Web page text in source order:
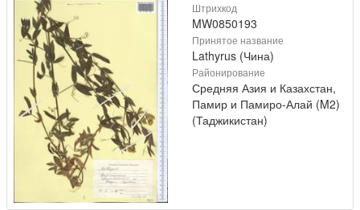
Штрихкод
MW0850193
Принятое название
Lathyrus (Чина)
Районирование
Средняя Азия и Казахстан,
Памир и Памиро-Алай (M2)
(Таджикистан)